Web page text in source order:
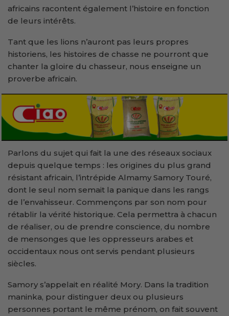
africains racontent également l’histoire en fonction
de leurs intérêts.
Tant que les lions n’auront pas leurs propres
historiens, les histoires de chasse ne pourront que
chanter la gloire du chasseur, nous enseigne un
proverbe africain.
Parlons du sujet qui fait la une des réseaux sociaux
depuis quelque temps : les origines du plus grand
résistant africain, l’intrépide Almamy Samory Touré,
dont le seul nom semait la panique dans les rangs
de l’envahisseur. Commençons par son nom pour
rétablir la vérité historique. Cela permettra à chacun
de réaliser, ou de prendre conscience, du nombre
de mensonges que les oppresseurs arabes et
occidentaux nous ont servis pendant plusieurs
siècles.
Samory s’appelait en réalité Mory. Dans la tradition
maninka, pour distinguer deux ou plusieurs
personnes portant le même prénom, on fait souvent